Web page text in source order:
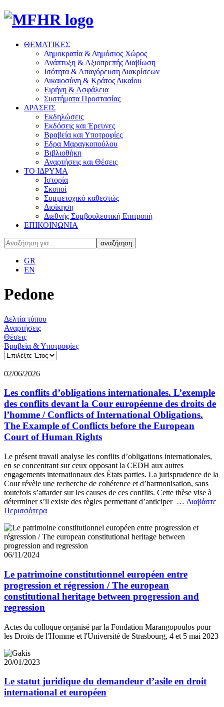
ΘΕΜΑΤΙΚΕΣ
Δημοκρατία & Δημόσιος Χώρος
Ανάπτυξη & Αξιοπρεπής Διαβίωση
Ισότητα & Απαγόρευση Διακρίσεων
Δικαιοσύνη & Κράτος Δικαίου
Ειρήνη & Ασφάλεια
Συστήματα Προστασίας
ΔΡΑΣΕΙΣ
Εκδηλώσεις
Εκδόσεις και Έρευνες
Βραβεία και Υποτροφίες
Εδρα Μαραγκοπούλου
Βιβλιοθήκη
Αναρτήσεις και Θέσεις
ΤΟ ΙΔΡΥΜΑ
Ιστορία
Σκοποί
Συμμετοχικό καθεστώς
Διοίκηση
Διεθνής Συμβουλευτική Επιτροπή
ΕΠΙΚΟΙΝΩΝΙΑ
GR
EN
Pedone
Δελτία τύπου
Αναρτήσεις
Θέσεις
Βραβεία & Υποτροφίες
02/06/2026
Les conflits d’obligations internationales. L’exemple
des conflits devant la Cour européenne des droits de
l’homme / Conflicts of International Obligations.
The Example of Conflicts before the European
Court of Human Rights
Le présent travail analyse les conflits d’obligations internationales,
en se concentrant sur ceux opposant la CEDH aux autres
engagements internationaux des États parties. La jurisprudence de la
Cour révèle une recherche de cohérence et d’harmonisation, sans
toutefois s’attarder sur les causes de ces conflits. Cette thèse vise à
déterminer s’il existe des règles permettant d’anticiper … Διαβάστε
Περισσότερα
06/11/2024
Le patrimoine constitutionnel européen entre
progression et régression / The european
constitutional heritage between progression and
regression
Actes du colloque organisé par la Fondation Marangopoulos pour
les Droits de l'Homme et l'Université de Strasbourg, 4 et 5 mai 2023
20/01/2023
Le statut juridique du demandeur d’asile en droit
international et européen